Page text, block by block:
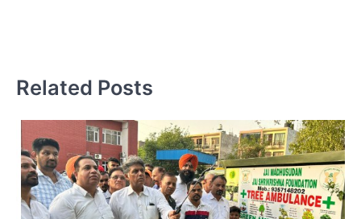
Related Posts